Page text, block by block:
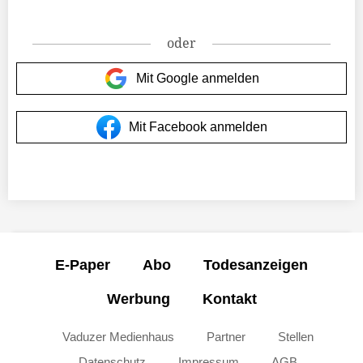
oder
Mit Google anmelden
Mit Facebook anmelden
E-Paper Abo Todesanzeigen
Werbung Kontakt
Vaduzer Medienhaus Partner
Stellen